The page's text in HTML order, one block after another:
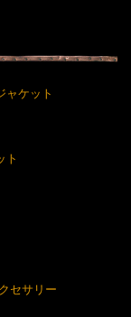
ャケット
ト
セサリー